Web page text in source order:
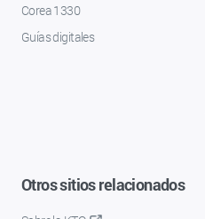
Corea 1330
Guías digitales
Otros sitios relacionados